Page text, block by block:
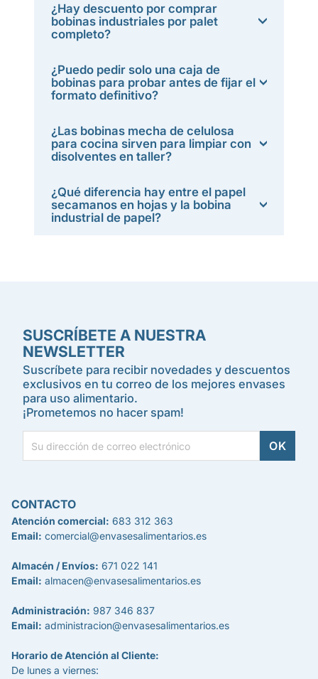
¿Hay descuento por comprar
bobinas industriales por palet
completo?
¿Puedo pedir solo una caja de
bobinas para probar antes de fijar el
formato definitivo?
¿Las bobinas mecha de celulosa
para cocina sirven para limpiar con
disolventes en taller?
¿Qué diferencia hay entre el papel
secamanos en hojas y la bobina
industrial de papel?
SUSCRÍBETE A NUESTRA
NEWSLETTER
Suscríbete para recibir novedades y descuentos
exclusivos en tu correo de los mejores envases
para uso alimentario.
¡Prometemos no hacer spam!
CONTACTO
Atención comercial: 683 312 363
Email: comercial@envasesalimentarios.es
Almacén / Envíos: 671 022 141
Email: almacen@envasesalimentarios.es
Administración: 987 346 837
Email: administracion@envasesalimentarios.es
Horario de Atención al Cliente:
De lunes a viernes: